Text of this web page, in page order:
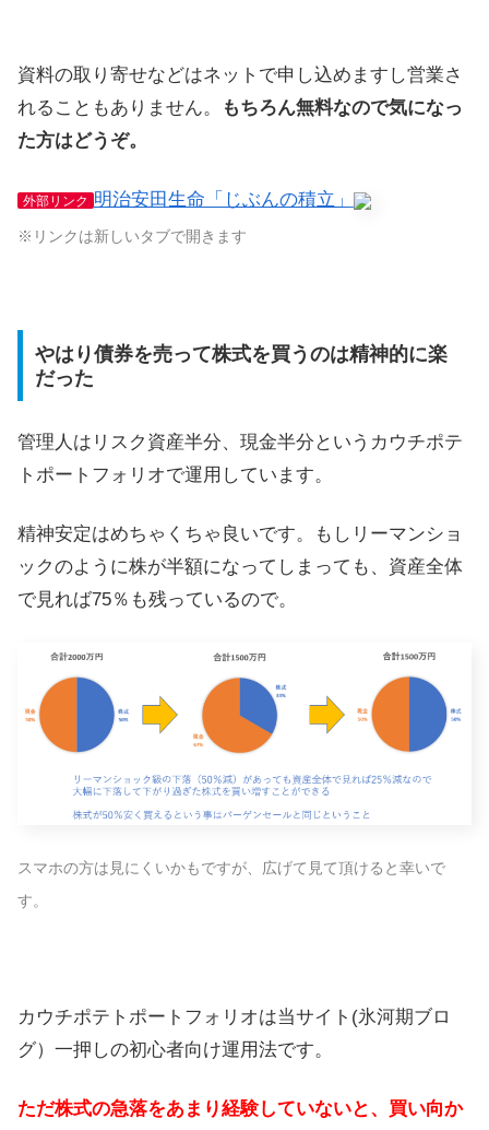
資料の取り寄せなどはネットで申し込めますし営業さ
れることもありません。
もちろん無料なので気になっ
た方はどうぞ。
外部リンク 明治安田生命「じぶんの積立」
※リンクは新しいタブで開きます
やはり債券を売って株式を買うのは精神的に楽
だった
管理人はリスク資産半分、現金半分というカウチポテ
トポートフォリオで運用しています。
精神安定はめちゃくちゃ良いです。もしリーマンショ
ックのように株が半額になってしまっても、資産全体
で見れば75％も残っているので。
スマホの方は見にくいかもですが、広げて見て頂けると幸いで
す。
カウチポテトポートフォリオは当サイト(氷河期ブロ
グ）一押しの初心者向け運用法です。
ただ株式の急落をあまり経験していないと、買い向か